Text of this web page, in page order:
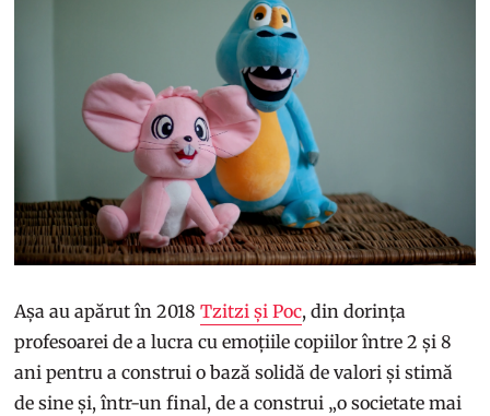
Așa au apărut în 2018Tzitzi și Poc, din dorința
profesoarei de a lucra cu emoțiile copiilor între 2 și 8
ani pentru a construi o bază solidă de valori și stimă
de sine și, într-un final, de a construi „o societate mai